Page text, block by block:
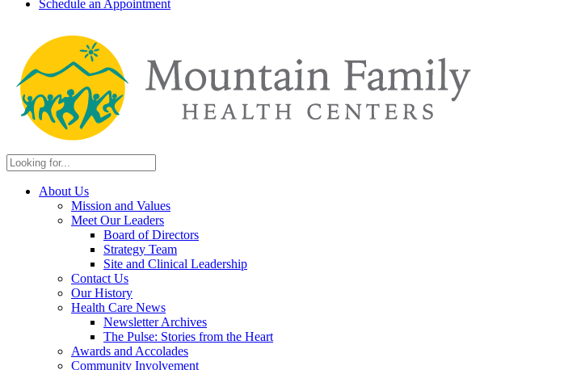
Schedule an Appointment
About Us
Mission and Values
Meet Our Leaders
Board of Directors
Strategy Team
Site and Clinical Leadership
Contact Us
Our History
Health Care News
Newsletter Archives
The Pulse: Stories from the Heart
Awards and Accolades
Community Involvement